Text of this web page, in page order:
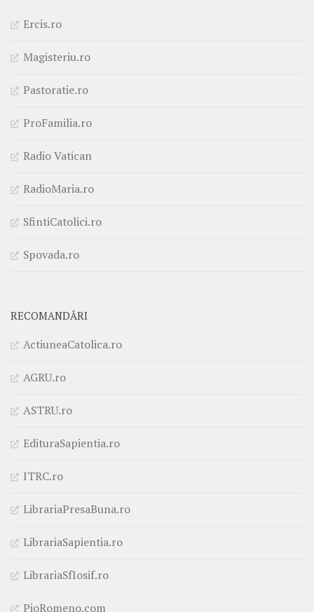
Ercis.ro
Magisteriu.ro
Pastoratie.ro
ProFamilia.ro
Radio Vatican
RadioMaria.ro
SfintiCatolici.ro
Spovada.ro
RECOMANDĂRI
ActiuneaCatolica.ro
AGRU.ro
ASTRU.ro
EdituraSapientia.ro
ITRC.ro
LibrariaPresaBuna.ro
LibrariaSapientia.ro
LibrariaSfIosif.ro
PioRomeno.com